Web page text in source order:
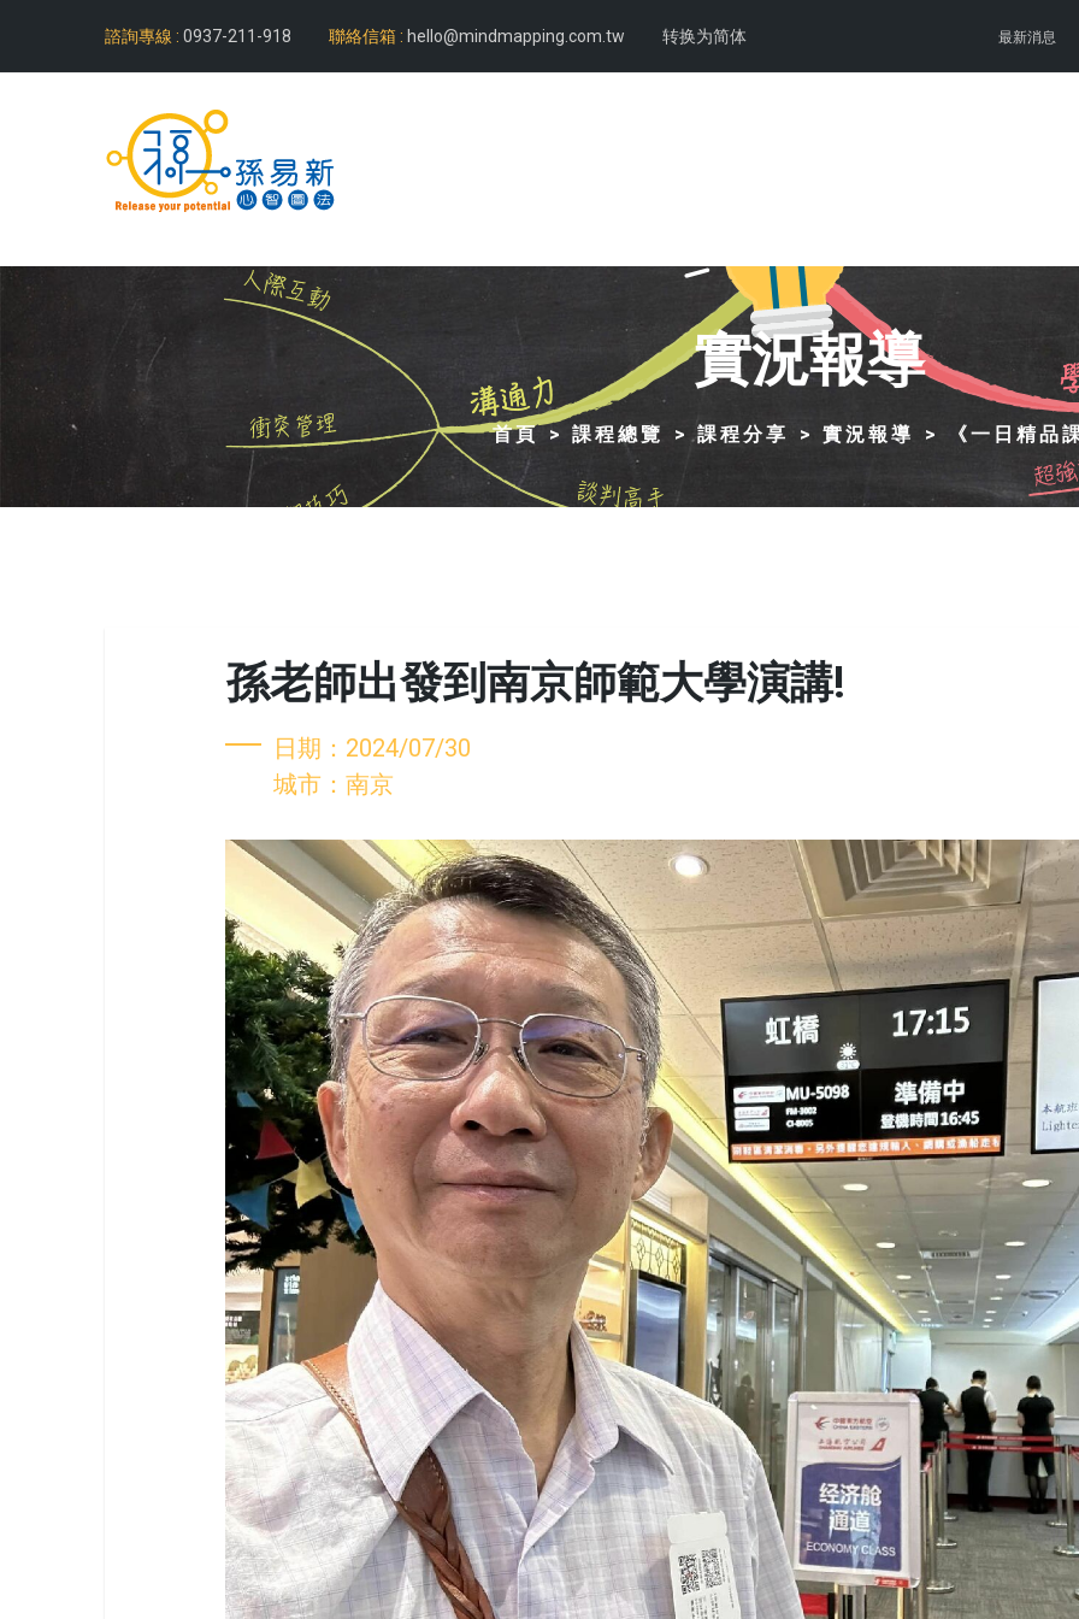
諮詢專線 : 0937-211-918 聯絡信箱 : hello@mindmapping.com.tw 转换为简体 最新消息
實況報導
首頁 課程總覽 課程分享 實況報導 《一日精品
孫老師出發到南京師範大學演講!
日期：2024/07/30
城市：南京